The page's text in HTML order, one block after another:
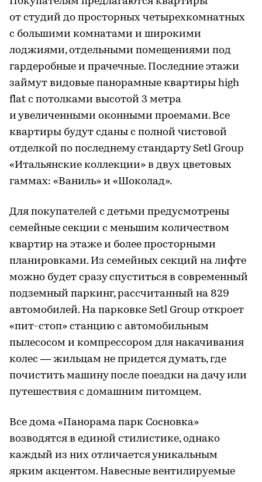
от студий до просторных четырехкомнатных
с большими комнатами и широкими
лоджиями, отдельными помещениями под
гардеробные и прачечные. Последние этажи
займут видовые панорамные квартиры high
flat с потолками высотой 3 метра
и увеличенными оконными проемами. Все
квартиры будут сданы с полной чистовой
отделкой по последнему стандарту Setl Group
«Итальянские коллекции» в двух цветовых
гаммах: «Ваниль» и «Шоколад».
Для покупателей с детьми предусмотрены
семейные секции с меньшим количеством
квартир на этаже и более просторными
планировками. Из семейных секций на лифте
можно будет сразу спуститься в современный
подземный паркинг, рассчитанный на 829
автомобилей. На парковке Setl Group откроет
«пит-стоп» станцию с автомобильным
пылесосом и компрессором для накачивания
колес — жильцам не придется думать, где
почистить машину после поездки на дачу или
путешествия с домашним питомцем.
Все дома «Панорама парк Сосновка»
возводятся в единой стилистике, однако
каждый из них отличается уникальным
ярким акцентом. Навесные вентилируемые